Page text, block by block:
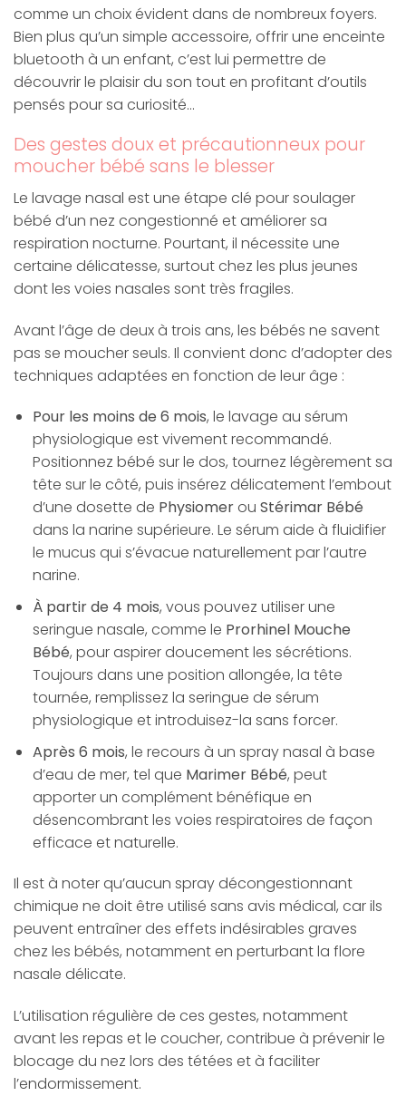
comme un choix évident dans de nombreux foyers.
Bien plus qu’un simple accessoire, offrir une enceinte
bluetooth à un enfant, c’est lui permettre de
découvrir le plaisir du son tout en profitant d’outils
pensés pour sa curiosité…
Des gestes doux et précautionneux pour
moucher bébé sans le blesser
Le lavage nasal est une étape clé pour soulager
bébé d’un nez congestionné et améliorer sa
respiration nocturne. Pourtant, il nécessite une
certaine délicatesse, surtout chez les plus jeunes
dont les voies nasales sont très fragiles.
Avant l’âge de deux à trois ans, les bébés ne savent
pas se moucher seuls. Il convient donc d’adopter des
techniques adaptées en fonction de leur âge :
Pour les moins de 6 mois, le lavage au sérum
physiologique est vivement recommandé.
Positionnez bébé sur le dos, tournez légèrement sa
tête sur le côté, puis insérez délicatement l’embout
d’une dosette de Physiomerou Stérimar Bébé
dans la narine supérieure. Le sérum aide à fluidifier
le mucus qui s’évacue naturellement par l’autre
narine.
À partir de 4 mois, vous pouvez utiliser une
seringue nasale, comme le Prorhinel Mouche
Bébé, pour aspirer doucement les sécrétions.
Toujours dans une position allongée, la tête
tournée, remplissez la seringue de sérum
physiologique et introduisez-la sans forcer.
Après 6 mois, le recours à un spray nasal à base
d’eau de mer, tel que Marimer Bébé, peut
apporter un complément bénéfique en
désencombrant les voies respiratoires de façon
efficace et naturelle.
Il est à noter qu’aucun spray décongestionnant
chimique ne doit être utilisé sans avis médical, car ils
peuvent entraîner des effets indésirables graves
chez les bébés, notamment en perturbant la flore
nasale délicate.
L’utilisation régulière de ces gestes, notamment
avant les repas et le coucher, contribue à prévenir le
blocage du nez lors des tétées et à faciliter
l’endormissement.